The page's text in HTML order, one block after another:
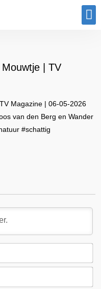
Mouwtje | TV
Magazine | 06-05-2026
van den Berg en Wander
#schattig